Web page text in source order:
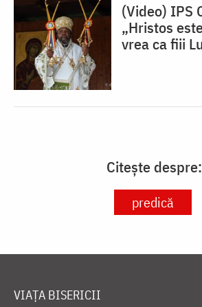
(Video) IPS
„Hristos
vrea ca fiii
Citește despre:
predică
VIAȚA BISERICII